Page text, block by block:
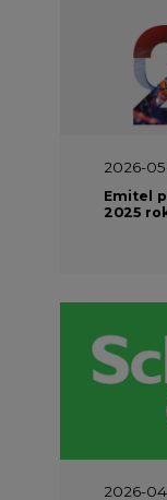
2026-
Emitel
2025
2026-